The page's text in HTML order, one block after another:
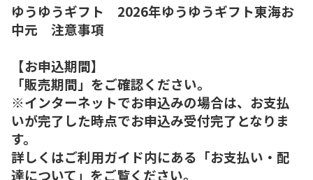
ゆうゆうギフト 2026年ゆうゆうギフト東海お
中元 注意事項
【お申込期間】
「販売期間」をご確認ください。
※インターネットでお申込みの場合は、お支払
いが完了した時点でお申込み受付完了となりま
す。
詳しくはご利用ガイド内にある「お支払い・配
達について」をご覧ください。